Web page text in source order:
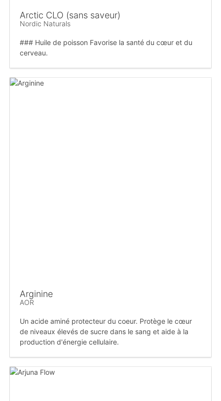
Arctic CLO (sans saveur)
Nordic Naturals
### Huile de poisson Favorise la santé du cœur et du
cerveau.
Arginine
AOR
Un acide aminé protecteur du coeur. Protège le cœur
de niveaux élevés de sucre dans le sang et aide à la
production d'énergie cellulaire.